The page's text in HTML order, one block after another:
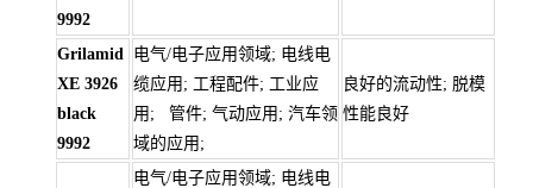
9992
Grilamid
XE 3926
black
9992
电气/电子应用领域; 电线电
缆应用; 工程配件; 工业应
用; 管件; 气动应用; 汽车领
域的应用;
良好的流动性; 脱模
性能良好
电气/电子应用领域; 电线电